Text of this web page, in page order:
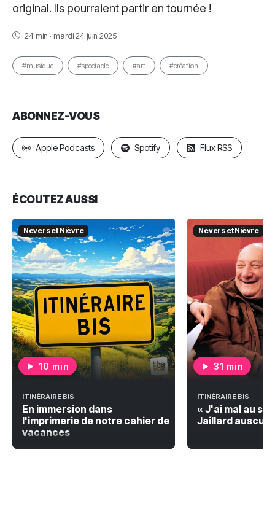
original. Ils pourraient partir en tournée !
24 min · mardi 24 juin 2025
#musique #spectacle #art #création
ABONNEZ-VOUS
Apple Podcasts Spotify Flux RSS
ÉCOUTEZ AUSSI
Nevers et Nièvre
10 min
ITINÉRAIRE BIS
En immersion dans
l'imprimerie de notre cahier de
vacances
Nevers et Nièvre
31 min
ITINÉRAIRE BIS
« J'ai mal au
Jaillard